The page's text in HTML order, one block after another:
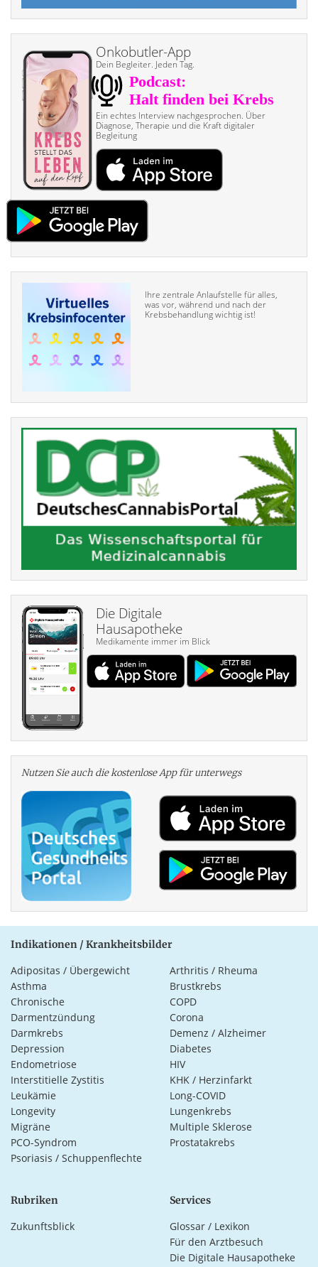
Onkobutler-App
Dein Begleiter. Jeden Tag.
Ein echtes Interview nach­gesprochen. Über
Diagnose, Therapie und die Kraft digitaler
Begleitung
Ihre zentrale Anlaufstelle für alles,
was vor, während und nach der
Krebsbehandlung wichtig ist!
Die Digitale
Hausapotheke
Medikamente immer im Blick
Nutzen Sie auch die kosten­lose App für unterwegs
Indikationen / Krankheitsbilder
Adipositas / Übergewicht
Arthritis / Rheuma
Asthma
Brustkrebs
Chronische
Darmentzündung
COPD
Corona
Darmkrebs
Demenz / Alzheimer
Depression
Diabetes
Endometriose
HIV
Interstitielle Zystitis
KHK / Herzinfarkt
Leukämie
Long-COVID
Longevity
Lungenkrebs
Migräne
Multiple Sklerose
PCO-Syndrom
Prostatakrebs
Psoriasis / Schuppenflechte
Rubriken
Zukunftsblick
Services
Glossar / Lexikon
Für den Arztbesuch
Die Digitale Hausapotheke